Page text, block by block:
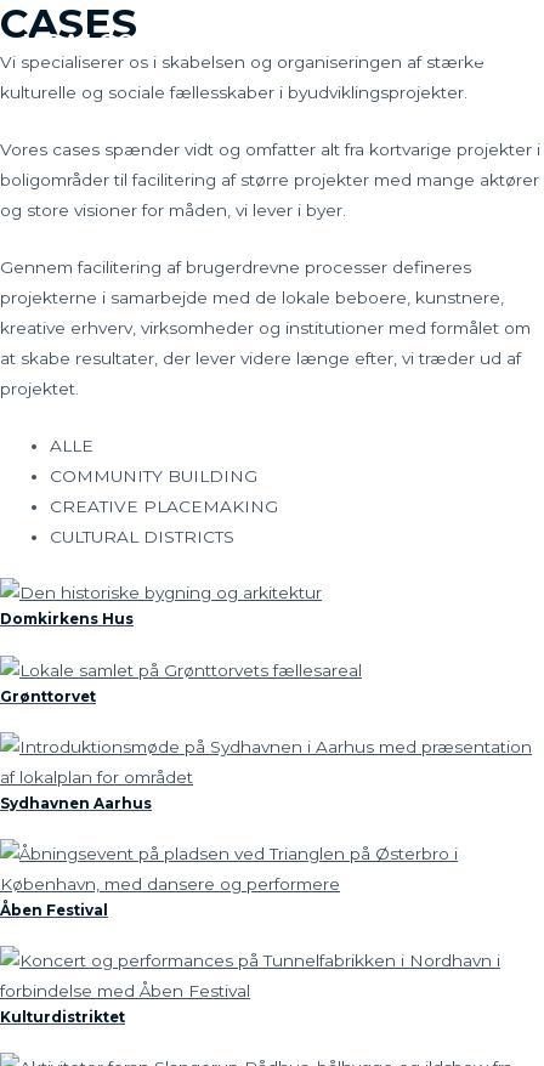
Gå
til
indholdet
VIDA LOCAL
MAIN
CASES
Vi specialiserer os i skabelsen og organiseringen af stærke
kulturelle og sociale fællesskaber i byudviklingsprojekter.
Vores cases spænder vidt og omfatter alt fra kortvarige projekter i
boligområder til facilitering af større projekter med mange aktører
og store visioner for måden, vi lever i byer.
Gennem facilitering af brugerdrevne processer defineres
projekterne i samarbejde med de lokale beboere, kunstnere,
kreative erhverv, virksomheder og institutioner med formålet om
at skabe resultater, der lever videre længe efter, vi træder ud af
projektet.
ALLE
COMMUNITY BUILDING
CREATIVE PLACEMAKING
CULTURAL DISTRICTS
Domkirkens Hus
Grønttorvet
Sydhavnen Aarhus
Åben Festival
Kulturdistriktet